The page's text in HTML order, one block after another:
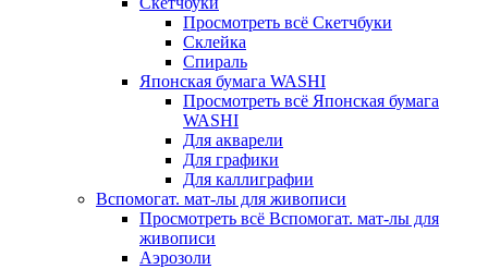
Просмотреть всё Скетчбуки
Склейка
Спираль
Японская бумага WASHI
Просмотреть всё Японская бумага
WASHI
Для акварели
Для графики
Для каллиграфии
Вспомогат. мат-лы для живописи
Просмотреть всё Вспомогат. мат-лы для
живописи
Аэрозоли